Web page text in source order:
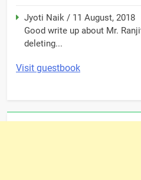
Jyoti Naik / 11 August, 2018
Good write up about Mr.
deleting...
Visit guestbook